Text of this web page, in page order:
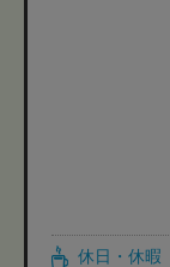
休日・休暇